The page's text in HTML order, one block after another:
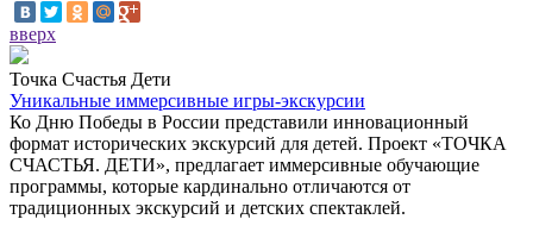
вверх
Точка Счастья Дети
Уникальные иммерсивные игры-экскурсии
Ко Дню Победы в России представили инновационный
формат исторических экскурсий для детей. Проект «ТОЧКА
СЧАСТЬЯ. ДЕТИ», предлагает иммерсивные обучающие
программы, которые кардинально отличаются от
традиционных экскурсий и детских спектаклей.